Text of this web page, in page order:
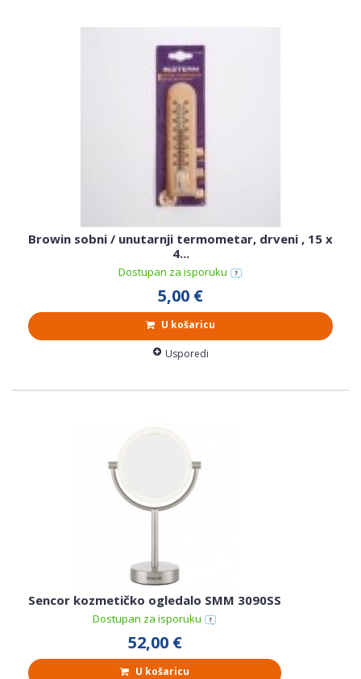
Browin sobni / unutarnji termometar, drveni , 15 x
4...
Dostupan za isporuku
5,00 €
U košaricu
Usporedi
Sencor kozmetičko ogledalo SMM 3090SS
Dostupan za isporuku
52,00 €
U košaricu